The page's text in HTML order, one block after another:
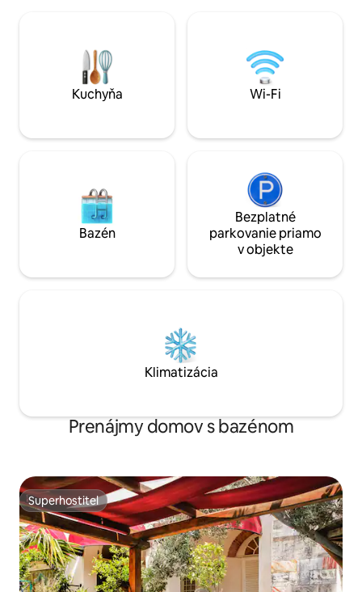
bazén
Kuchyňa Wi-Fi
Bazén
Bezplatné
parkovanie priamo
v objekte
Klimatizácia
Prenájmy domov s bazénom
Superhostiteľ
Superhostiteľ